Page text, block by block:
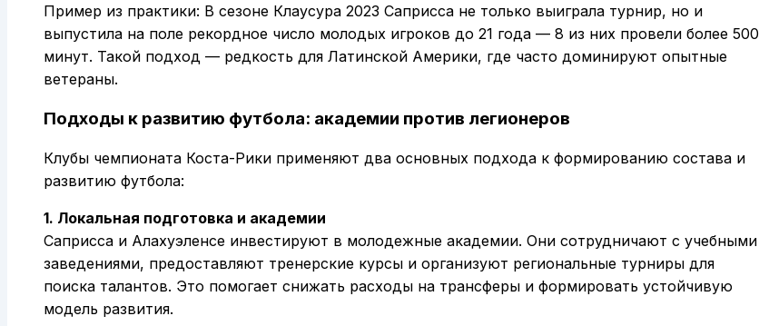
Пример из практики: В сезоне Клаусура 2023 Саприсса не только выиграла турнир, но и
выпустила на поле рекордное число молодых игроков до 21 года — 8 из них провели более 500
минут. Такой подход — редкость для Латинской Америки, где часто доминируют опытные
ветераны.
Подходы к развитию футбола: академии против легионеров
Клубы чемпионата Коста-Рики применяют два основных подхода к формированию состава и
развитию футбола:
1. Локальная подготовка и академии
Саприсса и Алахуэленсе инвестируют в молодежные академии. Они сотрудничают с учебными
заведениями, предоставляют тренерские курсы и организуют региональные турниры для
поиска талантов. Это помогает снижать расходы на трансферы и формировать устойчивую
модель развития.